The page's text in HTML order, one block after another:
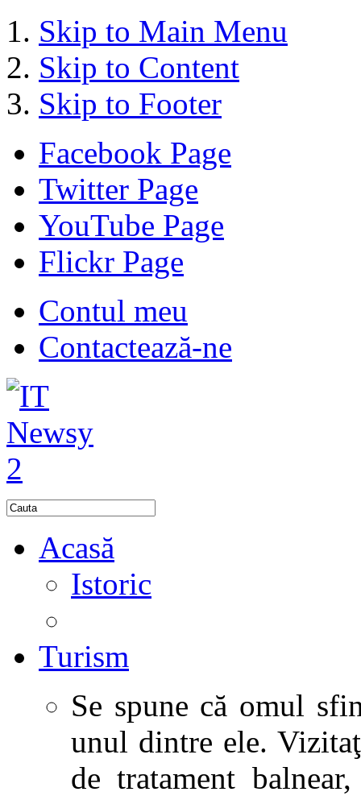
Skip to Main Menu
Skip to Content
Skip to Footer
Facebook Page
Twitter Page
YouTube Page
Flickr Page
Contul meu
Contactează-ne
Acasă
Istoric
Turism
Se spune că omul
unul dintre ele.
de tratament